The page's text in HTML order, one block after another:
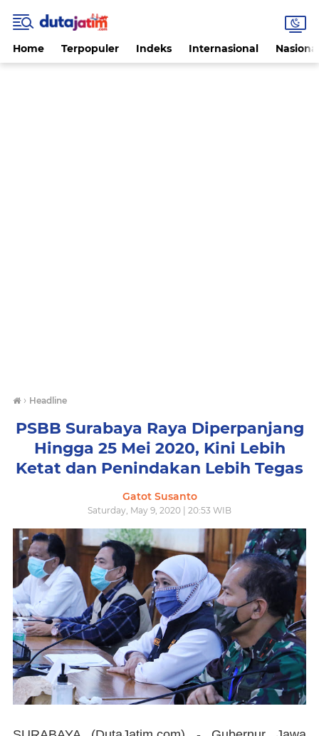
Home Terpopuler Indeks Internasional
› Headline
PSBB Surabaya Raya Diperpanjang
Hingga 25 Mei 2020, Kini Lebih
Ketat dan Penindakan Lebih Tegas
Gatot Susanto
Saturday, May 9, 2020 | 20:53 WIB